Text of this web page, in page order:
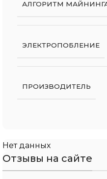
АЛГОРИТМ
ЭЛЕКТРОПОБЛЕНИЕ
ПРОИЗВОДИТЕЛЬ
Нет данных
Отзывы на сайте